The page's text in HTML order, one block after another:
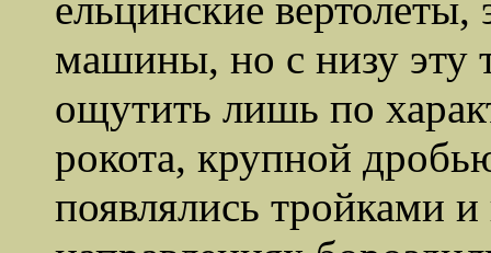
ельцинские
машины, но с низу эту
ощутить лишь по
рокота, крупной
появлялись тройками